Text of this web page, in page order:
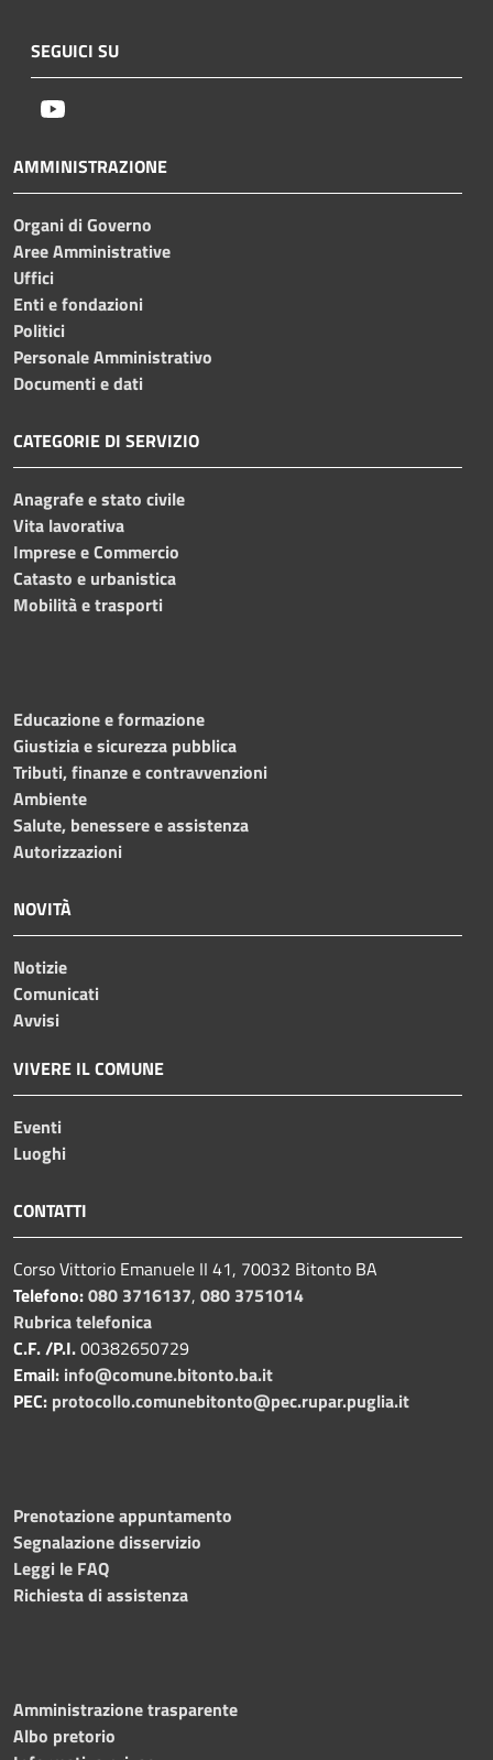
SEGUICI SU
AMMINISTRAZIONE
Organi di Governo
Aree Amministrative
Uffici
Enti e fondazioni
Politici
Personale Amministrativo
Documenti e dati
CATEGORIE DI SERVIZIO
Anagrafe e stato civile
Vita lavorativa
Imprese e Commercio
Catasto e urbanistica
Mobilità e trasporti
Educazione e formazione
Giustizia e sicurezza pubblica
Tributi, finanze e contravvenzioni
Ambiente
Salute, benessere e assistenza
Autorizzazioni
NOVITÀ
Notizie
Comunicati
Avvisi
VIVERE IL COMUNE
Eventi
Luoghi
CONTATTI
Corso Vittorio Emanuele II 41, 70032 Bitonto BA
Telefono:080 3716137, 080 3751014
Rubrica telefonica
C.F. /P.I.00382650729
Email: info@comune.bitonto.ba.it
PEC: protocollo.comunebitonto@pec.rupar.puglia.it
Prenotazione appuntamento
Segnalazione disservizio
Leggi le FAQ
Richiesta di assistenza
Amministrazione trasparente
Albo pretorio